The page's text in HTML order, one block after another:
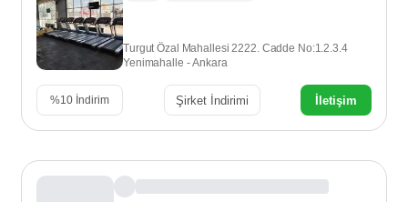
Turgut Özal Mahallesi 2222. Cadde No:1.2.3.4
Yenimahalle - Ankara
%10 İndirim Şirket İndirimi İletişim